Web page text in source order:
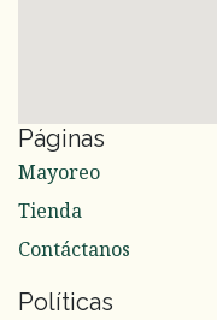
Páginas
Mayoreo
Tienda
Contáctanos
Políticas